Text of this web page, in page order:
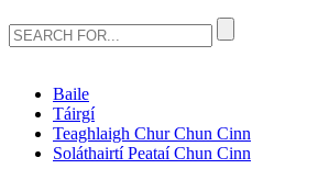
Baile
Táirgí
Teaghlaigh Chur Chun Cinn
Soláthairtí Peataí Chun Cinn